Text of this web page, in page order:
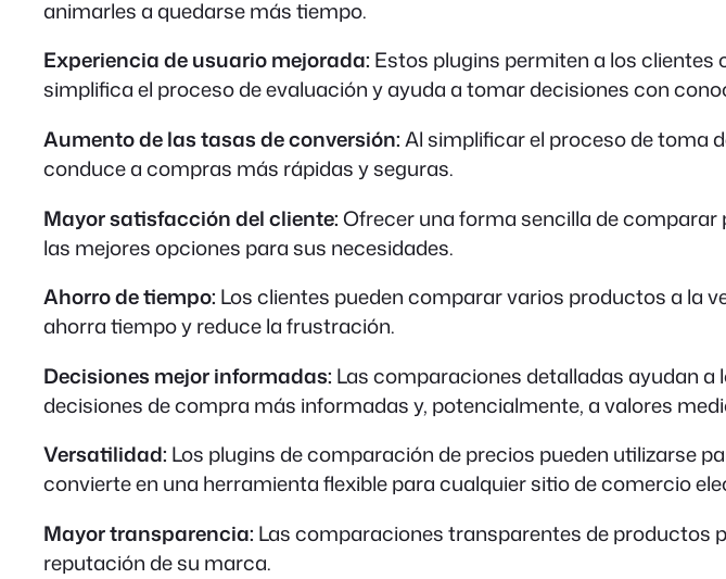
animarles a quedarse más tiempo.
Experiencia de usuario mejorada: Estos plugins permiten a los
simplifica el proceso de evaluación y ayuda a tomar decisiones con
Aumento de las tasas de conversión:Al simplificar el proceso de toma
conduce a compras más rápidas y seguras.
Mayor satisfacción del cliente:Ofrecer una forma sencilla de
las mejores opciones para sus necesidades.
Ahorro de tiempo: Los clientes pueden comparar varios productos a la
ahorra tiempo y reduce la frustración.
Decisiones mejor informadas: Las comparaciones detalladas ayudan a
decisiones de compra más informadas y, potencialmente, a valores
Versatilidad: Los plugins de comparación de precios pueden utilizarse
convierte en una herramienta flexible para cualquier sitio de comercio
Mayor transparencia: Las comparaciones transparentes de productos
reputación de su marca.